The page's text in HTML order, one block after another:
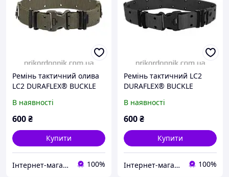
Ремінь тактичний олива
LC2 DURAFLEX® BUCKLE
В наявності
600₴
Купити
Інтернет-магазин військторг "Прикордонник" 100%
Ремінь тактичний LC2
DURAFLEX® BUCKLE
В наявності
600₴
Купити
Інтернет-магазин військторг "Прикордонник" 100%